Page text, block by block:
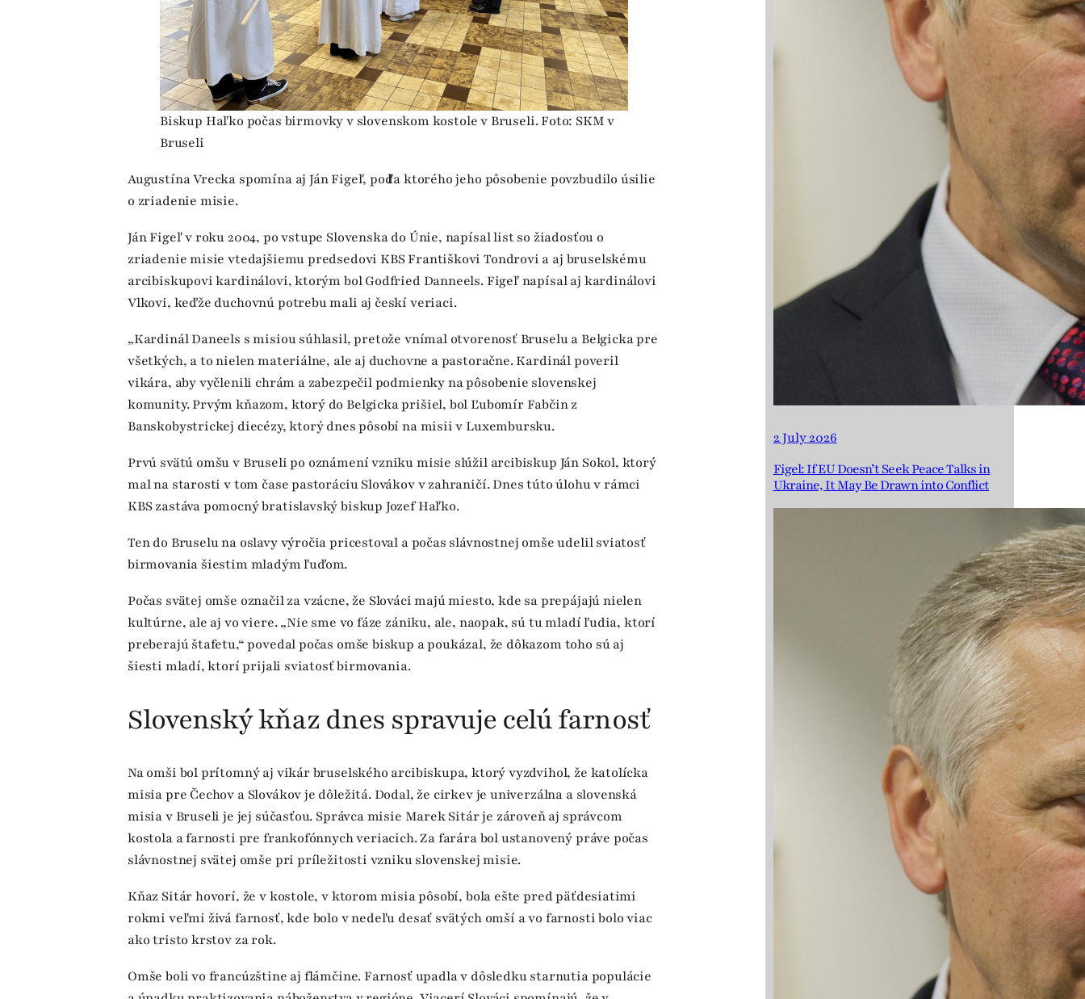
Biskup Haľko počas birmovky v slovenskom kostole v Bruseli. Foto: SKM v
Bruseli
Augustína Vrecka spomína aj Ján Figeľ, podľa ktorého jeho pôsobenie povzbudilo úsilie
o zriadenie misie.
Ján Figeľ v roku 2004, po vstupe Slovenska do Únie, napísal list so žiadosťou o
zriadenie misie vtedajšiemu predsedovi KBS Františkovi Tondrovi a aj bruselskému
arcibiskupovi kardinálovi, ktorým bol Godfried Danneels. Figeľ napísal aj kardinálovi
Vlkovi, keďže duchovnú potrebu mali aj českí veriaci.
„Kardinál Daneels s misiou súhlasil, pretože vnímal otvorenosť Bruselu a Belgicka pre
všetkých, a to nielen materiálne, ale aj duchovne a pastoračne. Kardinál poveril
vikára, aby vyčlenili chrám a zabezpečil podmienky na pôsobenie slovenskej
komunity. Prvým kňazom, ktorý do Belgicka prišiel, bol Ľubomír Fabčin z
Banskobystrickej diecézy, ktorý dnes pôsobí na misii v Luxembursku.
Prvú svätú omšu v Bruseli po oznámení vzniku misie slúžil arcibiskup Ján Sokol, ktorý
mal na starosti v tom čase pastoráciu Slovákov v zahraničí. Dnes túto úlohu v rámci
KBS zastáva pomocný bratislavský biskup Jozef Haľko.
Ten do Bruselu na oslavy výročia pricestoval a počas slávnostnej omše udelil sviatosť
birmovania šiestim mladým ľuďom.
Počas svätej omše označil za vzácne, že Slováci majú miesto, kde sa prepájajú nielen
kultúrne, ale aj vo viere. „Nie sme vo fáze zániku, ale, naopak, sú tu mladí ľudia, ktorí
preberajú štafetu,“ povedal počas omše biskup a poukázal, že dôkazom toho sú aj
šiesti mladí, ktorí prijali sviatosť birmovania.
Slovenský kňaz dnes spravuje celú farnosť
Na omši bol prítomný aj vikár bruselského arcibiskupa, ktorý vyzdvihol, že katolícka
misia pre Čechov a Slovákov je dôležitá. Dodal, že cirkev je univerzálna a slovenská
misia v Bruseli je jej súčasťou. Správca misie Marek Sitár je zároveň aj správcom
kostola a farnosti pre frankofónnych veriacich. Za farára bol ustanovený práve počas
slávnostnej svätej omše pri príležitosti vzniku slovenskej misie.
Kňaz Sitár hovorí, že v kostole, v ktorom misia pôsobí, bola ešte pred päťdesiatimi
rokmi veľmi živá farnosť, kde bolo v nedeľu desať svätých omší a vo farnosti bolo viac
ako tristo krstov za rok.
Omše boli vo francúzštine aj flámčine. Farnosť upadla v dôsledku starnutia populácie
2 July 2026
Figel: If EU Doesn’t Seek Peace Talks in
Ukraine, It May Be Drawn into Conflict